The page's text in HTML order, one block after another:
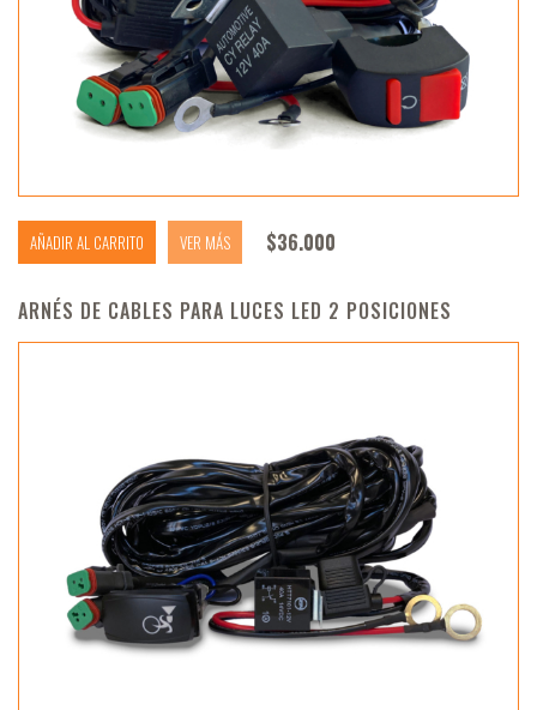
AÑADIR AL CARRITO VER MÁS $36.000
ARNÉS DE CABLES PARA LUCES LED 2 POSICIONES